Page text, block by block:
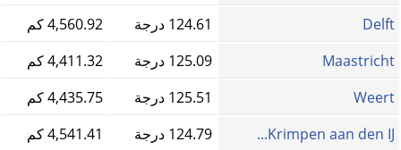
Delft
124.61 درجة
4,560.92 كم
Maastricht
125.09 درجة
4,411.32 كم
Weert
125.51 درجة
4,435.75 كم
Krimpen aan den IJ...
124.79 درجة
4,541.41 كم